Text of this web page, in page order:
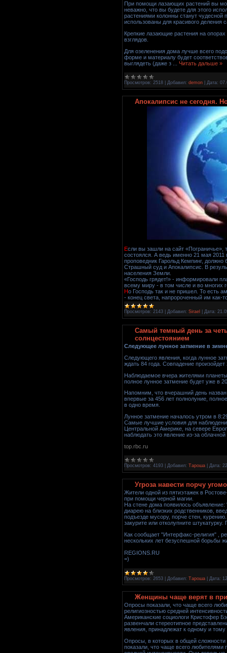
При помощи лазающих растений вы
неважно, что вы будете для этого
растениями колонны станут чудесной
использованы для красивого деления
Крепкие лазающие растения на
взглядов.
Для озеленения дома лучше всего
форме и материалу будет
выглядеть (даже з
Читать дальше »
Просмотров: 2518 Добавил: demon Дата:
Апокалипсис не сегодня.
Если вы зашли на сайт «Пограничье»,
состоялся. А ведь именно 21 мая 2011
проповедник Гарольд Кемпинг,
Страшный суд и Апокалипсис. В
населения Земли.
«Господь грядет!» - информировали
всему миру - в том числе и во многих
Но Господь так и не пришел. То есть
- конец света, напророченный им как-
Просмотров: 2143 Добавил: Sirael Дата:
Самый темный день за
солнцестоянием
Следующее лунное затмение в
Следующего явления, когда лунное
ждать 84 года. Совпадение произойдет
Наблюдаемое вчера жителями
полное лунное затмение будет уже в
Напомним, что вчерашний день
впервые за 456 лет полнолуние,
в одно время.
Лунное затмение началось утром в
Самые лучшие условия для
Центральной Америке, на севере
наблюдать это явление из-за облачной
top.rbc.ru
Просмотров: 4193 Добавил: Тароша Дата:
Угроза навести порчу
Жители одной из пятиэтажек в
при помощи черной магии.
На стене дома появилось
диарею на близких родственников,
подъезде мусору, порче стен,
закурите или отколупните
Как сообщает "Интерфакс-религия" ,
нескольких лет безуспешной борьбы
REGIONS.RU
=)
Просмотров: 2653 Добавил: Тароша Дата:
Женщины чаще верят в
Опросы показали, что чаще всего
религиозностью средней
Американские социологи Кристофер
развенчали стереотипное
явления, принадлежат к одному и тому
Опросы, в которых в общей сложности
показали, что чаще всего любителями